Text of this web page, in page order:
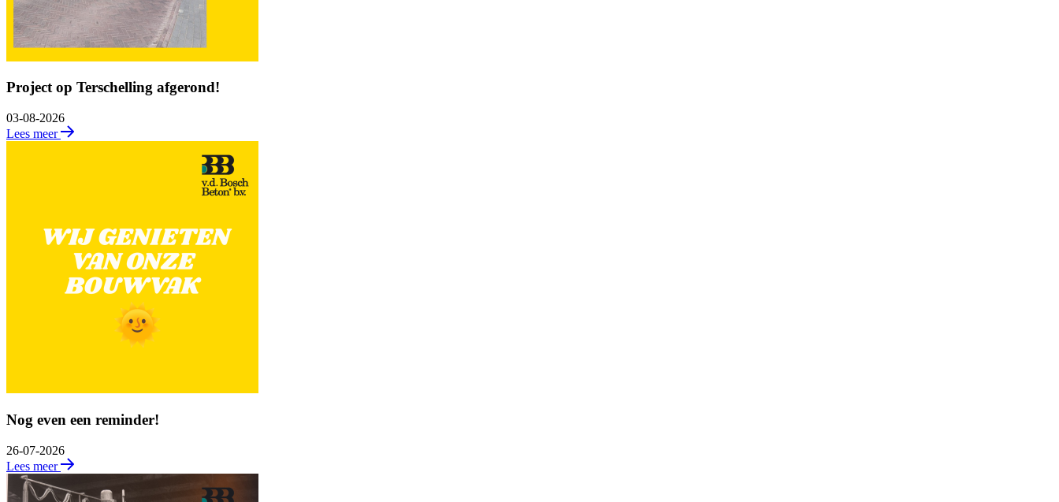
Project op Terschelling afgerond!
03-08-2026
Lees meer
Nog even een reminder!
26-07-2026
Lees meer